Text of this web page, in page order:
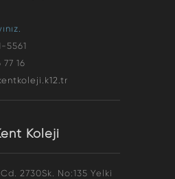
5561
77 16
Koleji
2730Sk. No:135 Yelki